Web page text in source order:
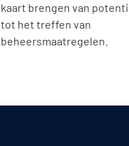
kaart brengen van
tot het treffen van
beheersmaatregelen.